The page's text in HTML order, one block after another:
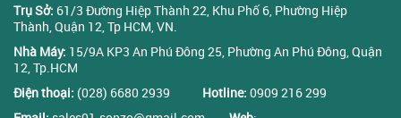
Trụ Sở: 61/3 Đường Hiệp Thành 22, Khu Phố 6, Phường Hiệp
Thành, Quận 12, Tp HCM, VN.
Nhà Máy: 15/9A KP3 An Phú Đông 25, Phường An Phú Đông, Quận
12, Tp.HCM
Điện thoại: (028) 6680 2939 Hotline: 0909 216 299